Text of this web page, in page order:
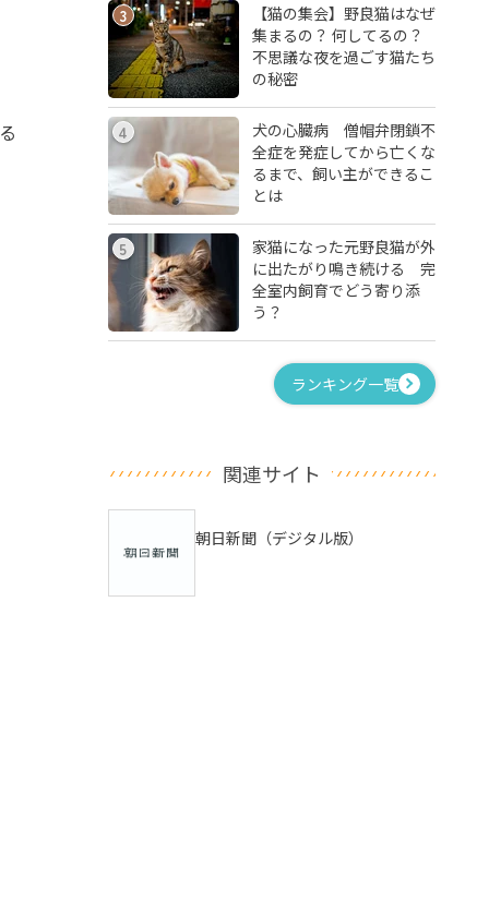
3
【猫の集会】野良猫はなぜ
集まるの？ 何してるの？
不思議な夜を過ごす猫たち
の秘密
4
犬の心臓病 僧帽弁閉鎖不
全症を発症してから亡くな
るまで、飼い主ができるこ
とは
5
家猫になった元野良猫が外
に出たがり鳴き続ける 完
全室内飼育でどう寄り添
う？
ランキング一覧
関連サイト
朝日新聞（デジタル版）